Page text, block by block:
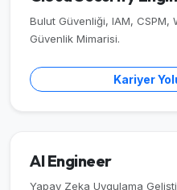
Bulut Güvenliği, IAM, CSPM,
Güvenlik Mimarisi.
Kariyer
AI Engineer
Yapay Zeka Uygulama